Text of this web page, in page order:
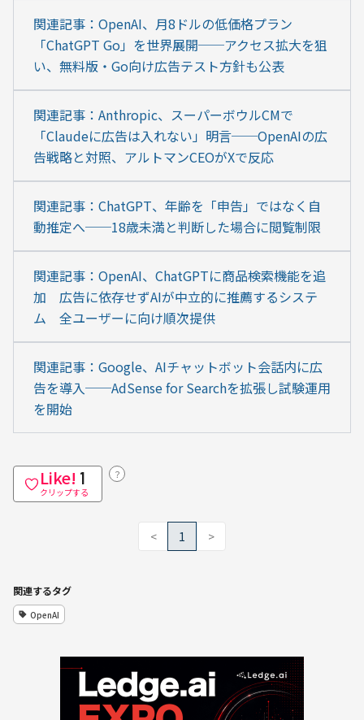
関連記事：OpenAI、月8ドルの低価格プラン
「ChatGPT Go」を世界展開──アクセス拡大を狙
い、無料版・Go向け広告テスト方針も公表
関連記事：Anthropic、スーパーボウルCMで
「Claudeに広告は入れない」明言──OpenAIの広
告戦略と対照、アルトマンCEOがXで反応
関連記事：ChatGPT、年齢を「申告」ではなく自
動推定へ──18歳未満と判断した場合に閲覧制限
関連記事：OpenAI、ChatGPTに商品検索機能を追
加　広告に依存せずAIが中立的に推薦するシステ
ム　全ユーザーに向け順次提供
関連記事：Google、AIチャットボット会話内に広
告を導入──AdSense for Searchを拡張し試験運用
を開始
Like! 1
クリップする
？
< 1 >
関連するタグ
OpenAI